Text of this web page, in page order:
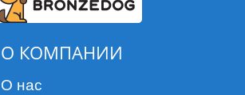
О КОМПАНИИ
О нас